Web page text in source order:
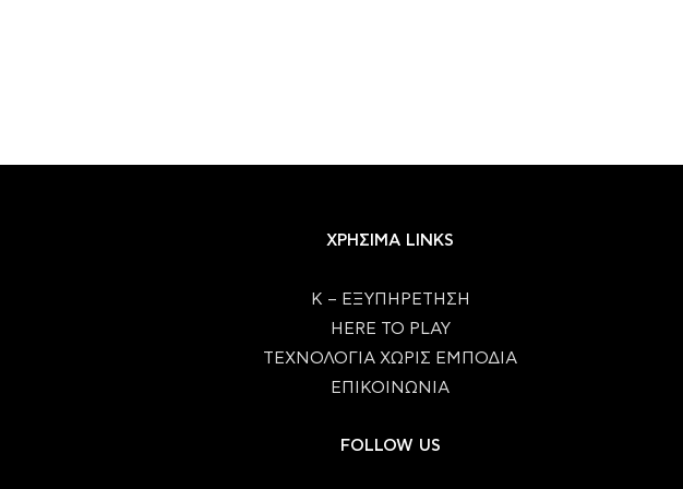
ΧΡΗΣΙΜΑ LINKS
Κ – ΕΞΥΠΗΡΕΤΗΣΗ
HERE TO PLAY
ΤΕΧΝΟΛΟΓΙΑ ΧΩΡΙΣ ΕΜΠΟΔΙΑ
ΕΠΙΚΟΙΝΩΝΙΑ
FOLLOW US